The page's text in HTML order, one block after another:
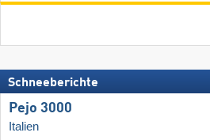
Schneeberichte
Pejo 3000
Italien